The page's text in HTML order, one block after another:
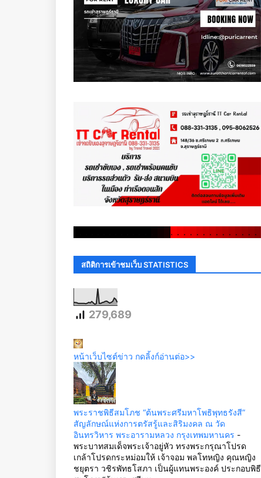
. . . . . . . . . . . . . .
สถิติการเข้าชมเว็บ STATISTICS
279,689
หน้าเว็บไซต์ข่าว กดลิ้งก์อ่านต่อ>>
พระราชพิธีสมโภช “ต้นพระศรีมหาโพธิพุทธรังสี”
สัญลักษณ์แห่งการตรัสรู้และสิริมงคล ณ วัด
อินทรวิหาร พระอารามหลวง กรุงเทพมหานคร -
พระบาทสมเด็จพระเจ้าอยู่หัว ทรงพระกรุณาโปรด
เกล้าโปรดกระหม่อมให้ เจ้าจอม พลโทหญิง คุณหญิง
ชยุตรา วชิรพัทธโสภา เป็นผู้แทนพระองค์ ประกอบพิธี